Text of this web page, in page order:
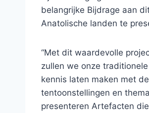
belangrijke Bijdrage aan
Anatolische landen te
“Met dit waardevolle
zullen we onze
kennis laten maken met
tentoonstellingen en
presenteren Artefacten